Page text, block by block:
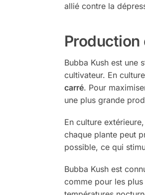
allié contre la
Production
Bubba Kush est une
cultivateur. En
carré. Pour
une plus grande
En culture
chaque plante peut
possible, ce qui
Bubba Kush est
comme pour les